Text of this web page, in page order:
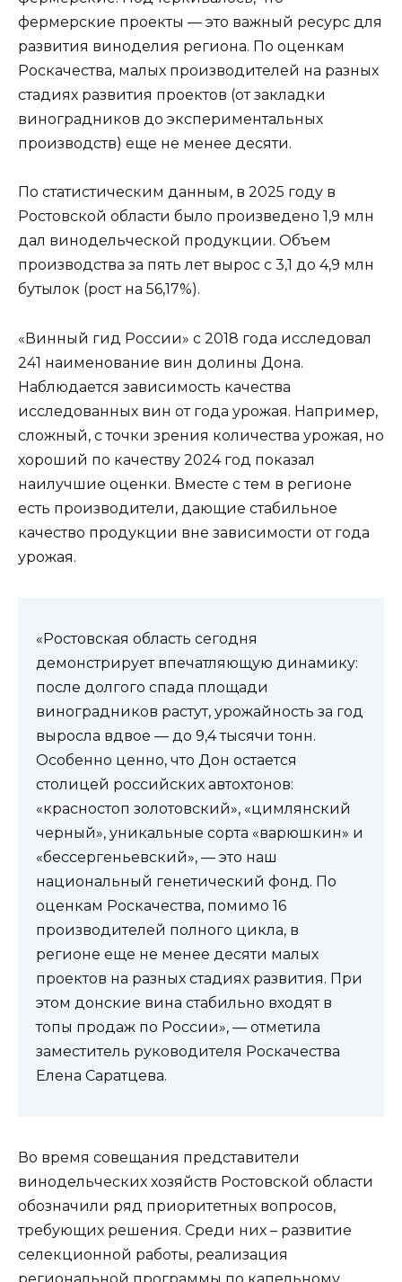
фермерские проекты — это важный ресурс для
развития виноделия региона. По оценкам
Роскачества, малых производителей на разных
стадиях развития проектов (от закладки
виноградников до экспериментальных
производств) еще не менее десяти.
По статистическим данным, в 2025 году в
Ростовской области было произведено 1,9 млн
дал винодельческой продукции. Объем
производства за пять лет вырос с 3,1 до 4,9 млн
бутылок (рост на 56,17%).
«Винный гид России» с 2018 года исследовал
241 наименование вин долины Дона.
Наблюдается зависимость качества
исследованных вин от года урожая. Например,
сложный, с точки зрения количества урожая, но
хороший по качеству 2024 год показал
наилучшие оценки. Вместе с тем в регионе
есть производители, дающие стабильное
качество продукции вне зависимости от года
урожая.
«Ростовская область сегодня
демонстрирует впечатляющую динамику:
после долгого спада площади
виноградников растут, урожайность за год
выросла вдвое — до 9,4 тысячи тонн.
Особенно ценно, что Дон остается
столицей российских автохтонов:
«красностоп золотовский», «цимлянский
черный», уникальные сорта «варюшкин» и
«бессергеньевский», — это наш
национальный генетический фонд. По
оценкам Роскачества, помимо 16
производителей полного цикла, в
регионе еще не менее десяти малых
проектов на разных стадиях развития. При
этом донские вина стабильно входят в
топы продаж по России», — отметила
заместитель руководителя Роскачества
Елена Саратцева.
Во время совещания представители
винодельческих хозяйств Ростовской области
обозначили ряд приоритетных вопросов,
требующих решения. Среди них – развитие
селекционной работы, реализация
региональной программы по капельному